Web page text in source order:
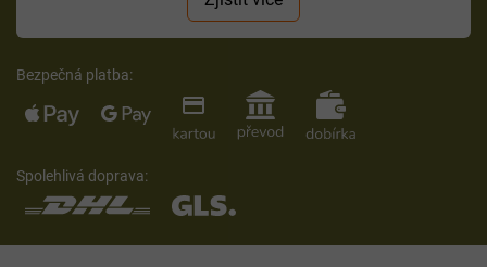
Bezpečná platba:
Spolehlivá doprava: